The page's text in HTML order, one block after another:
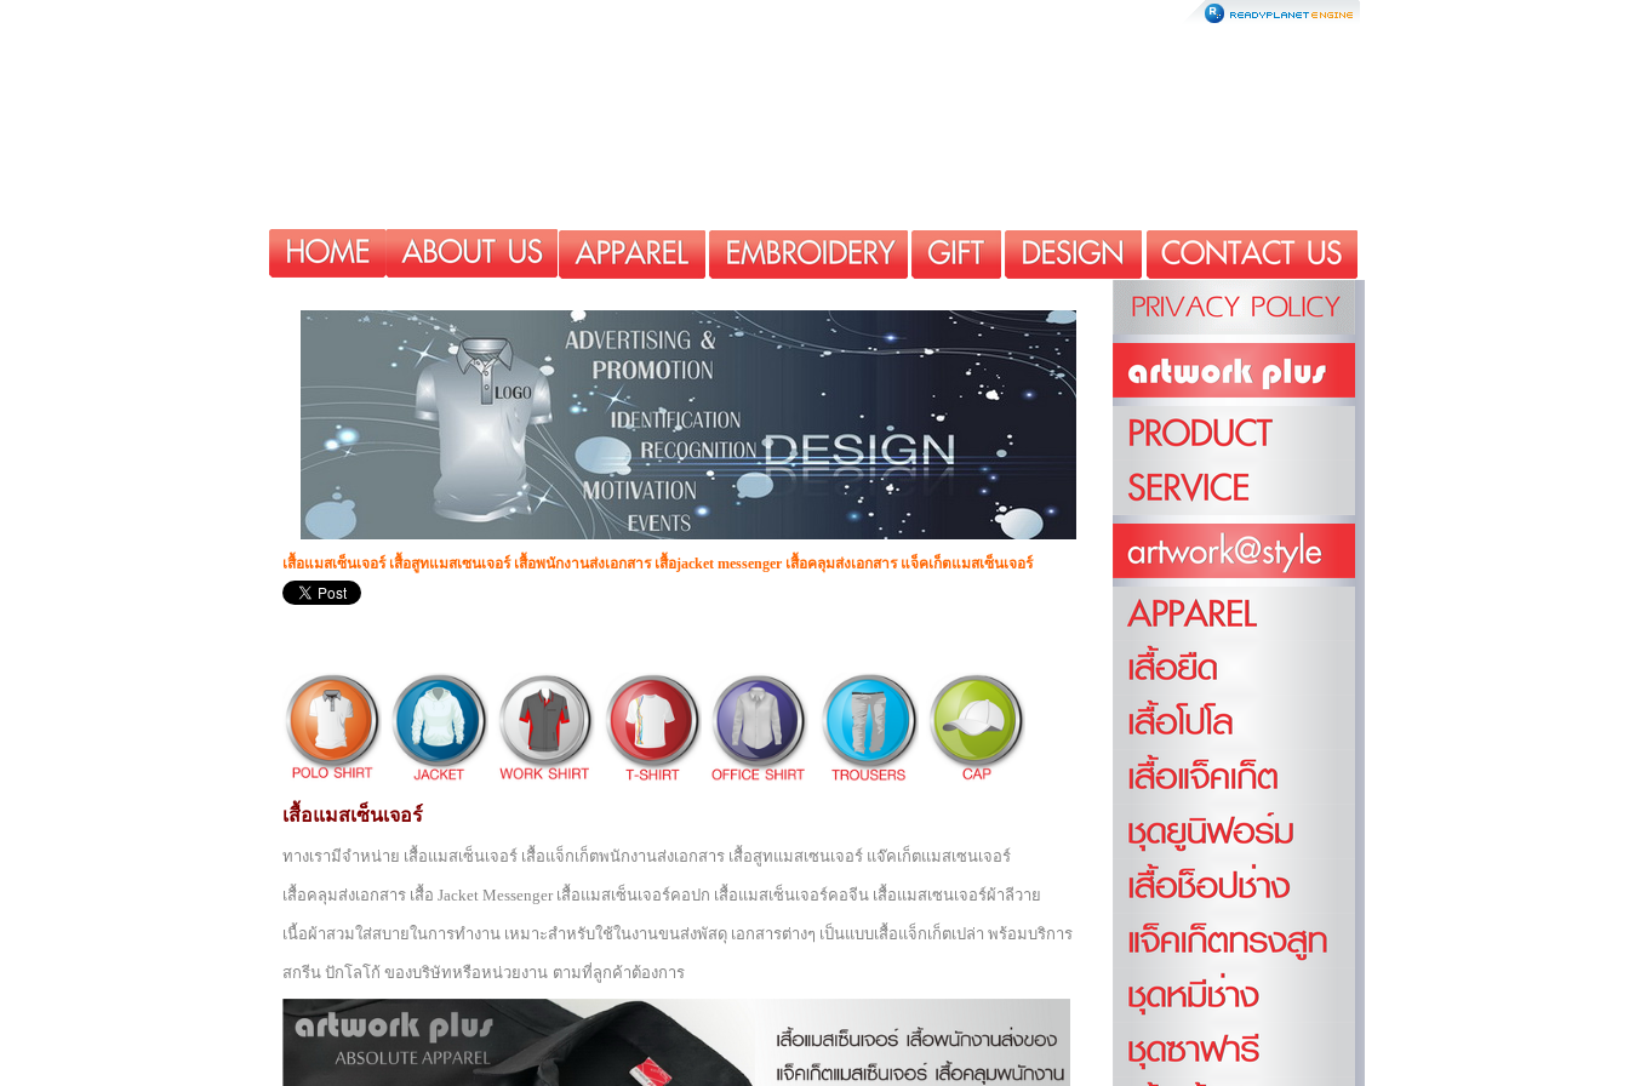
เสื้อแมสเซ็นเจอร์ เสื้อสูทแมสเซนเจอร์ เสื้อพนักงานส่งเอกสาร เสื้อjacket messenger เสื้อคลุมส่งเอกสาร แจ็คเก็ตแมสเซ็นเจอร์
เสื้อแมสเซ็นเจอร์
ทางเรามีจำหน่าย เสื้อแมสเซ็นเจอร์ เสื้อแจ็กเก็ตพนักงานส่งเอกสาร เสื้อสูทแมสเซนเจอร์ แจ๊คเก็ตแมสเซนเจอร์
เสื้อคลุมส่งเอกสาร เสื้อ Jacket Messenger เสื้อแมสเซ็นเจอร์คอปก เสื้อแมสเซ็นเจอร์คอจีน เสื้อแมสเซนเจอร์ผ้าลีวาย
เนื้อผ้าสวมใส่สบายในการทำงาน เหมาะสำหรับใช้ในงานขนส่งพัสดุ เอกสารต่างๆ เป็นแบบเสื้อแจ็กเก็ตเปล่า พร้อมบริการ
สกรีน ปักโลโก้ ของบริษัทหรือหน่วยงาน ตามที่ลูกค้าต้องการ